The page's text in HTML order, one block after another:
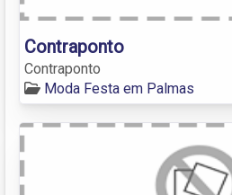
Contraponto
Contraponto
Moda Festa em Palmas